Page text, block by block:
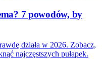
7 powodów, by
działa w 2026. Zobacz,
najczęstszych pułapek.